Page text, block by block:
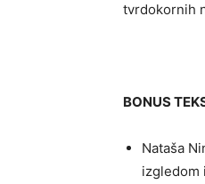
tvrdokornih
BONUS
Nataša
izgledom